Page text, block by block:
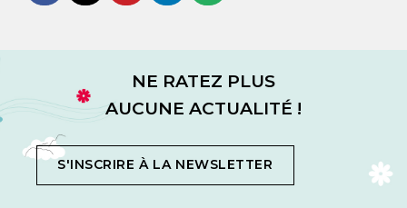
NE RATEZ PLUS
AUCUNE ACTUALITÉ !
S'INSCRIRE À LA NEWSLETTER